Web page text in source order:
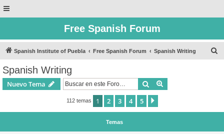
Free Spanish Forum
Spanish Institute of Puebla Free Spanish Forum Spanish Writing
Spanish Writing
Nuevo Tema Buscar
112 temas 1 2 3 4 5
Temas